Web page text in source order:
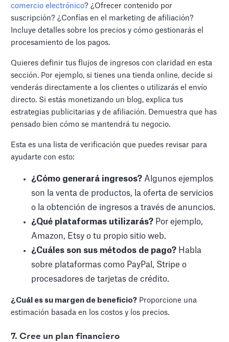
comercio electrónico? ¿Ofrecer contenido por
suscripción? ¿Confías en el marketing de afiliación?
Incluye detalles sobre los precios y cómo gestionarás el
procesamiento de los pagos.
Quieres definir tus flujos de ingresos con claridad en esta
sección. Por ejemplo, si tienes una tienda online, decide si
venderás directamente a los clientes o utilizarás el envío
directo. Si estás monetizando un blog, explica tus
estrategias publicitarias y de afiliación. Demuestra que has
pensado bien cómo se mantendrá tu negocio.
Esta es una lista de verificación que puedes revisar para
ayudarte con esto:
¿Cómo generará ingresos? Algunos ejemplos
son la venta de productos, la oferta de servicios
o la obtención de ingresos a través de anuncios.
¿Qué plataformas utilizarás? Por ejemplo,
Amazon, Etsy o tu propio sitio web.
¿Cuáles son sus métodos de pago? Habla
sobre plataformas como PayPal, Stripe o
procesadores de tarjetas de crédito.
¿Cuál es su margen de beneficio? Proporcione una
estimación basada en los costos y los precios.
7. Cree un plan financiero